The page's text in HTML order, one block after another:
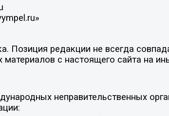
редакции не всегда
с настоящего сайта на
неправительственных